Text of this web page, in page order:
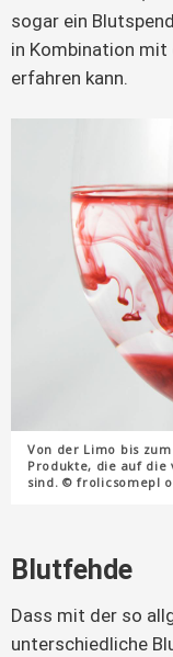
sogar ein
in Kombination mit
erfahren kann.
Von der Limo bis
Produkte, die auf die
sind. © frolicsomepl
Blutfehde
Dass mit der so
unterschiedliche